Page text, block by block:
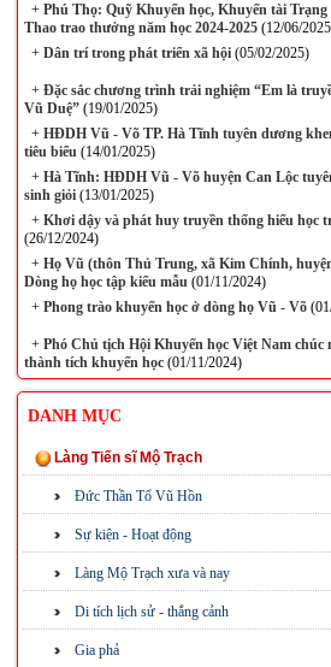
+Phú Thọ: Quỹ Khuyến học, Khuyến tài
Thao trao thưởng năm học 2024-2025(12/06/
+Dân trí trong phát triển xã hội(05/02/2025)
+Đặc sắc chương trình trải nghiệm “Em là
Vũ Duệ”(19/01/2025)
+HĐDH Vũ - Võ TP. Hà Tĩnh tuyên dương
tiêu biểu(14/01/2025)
+Hà Tĩnh: HĐDH Vũ - Võ huyện Can Lộc
sinh giỏi(13/01/2025)
+Khơi dậy và phát huy truyền thống hiếu học
(26/12/2024)
+Họ Vũ (thôn Thủ Trung, xã Kim Chính,
Dòng họ học tập kiểu mẫu(01/11/2024)
+Phong trào khuyến học ở dòng họ Vũ - Võ
+Phó Chủ tịch Hội Khuyến học Việt Nam chúc
thành tích khuyến học(01/11/2024)
DANH MỤC
Làng Tiến sĩ Mộ Trạch
Đức Thần Tổ Vũ Hồn
Sự kiện - Hoạt động
Làng Mộ Trạch xưa và nay
Di tích lịch sử - thắng cảnh
Gia phả